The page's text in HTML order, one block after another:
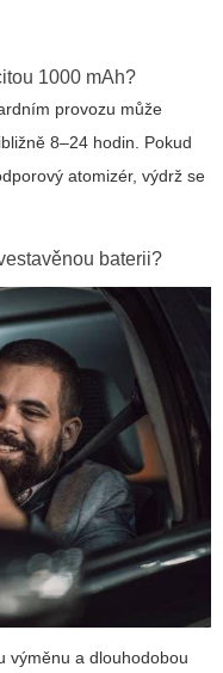
1000 mAh?
provozu může
8–24 hodin. Pokud
atomizér, výdrž se
baterii?
výměnu a dlouhodobou